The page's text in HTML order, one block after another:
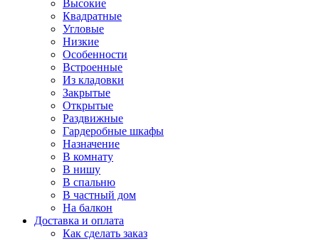
Высокие
Квадратные
Угловые
Низкие
Особенности
Встроенные
Из кладовки
Закрытые
Открытые
Раздвижные
Гардеробные шкафы
Назначение
В комнату
В нишу
В спальню
В частный дом
На балкон
Доставка и оплата
Как сделать заказ